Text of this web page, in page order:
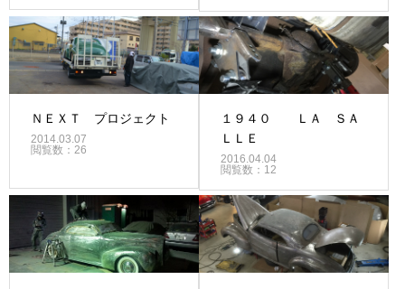
ＮＥＸＴ プロジェクト
2014.03.07
閲覧数：26
１９４０ ＬＡ ＳＡ
ＬＬＥ
2016.04.04
閲覧数：12